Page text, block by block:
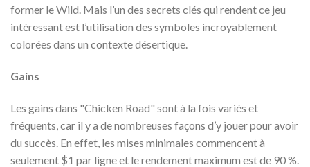
former le Wild. Mais l’un des secrets clés qui rendent ce jeu
intéressant est l’utilisation des symboles incroyablement
colorées dans un contexte désertique.
Gains
Les gains dans "Chicken Road" sont à la fois variés et
fréquents, car il y a de nombreuses façons d’y jouer pour avoir
du succès. En effet, les mises minimales commencent à
seulement $1 par ligne et le rendement maximum est de 90 %.